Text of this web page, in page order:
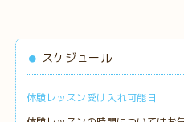
スケジュール
体験レッスン受け入れ可能日